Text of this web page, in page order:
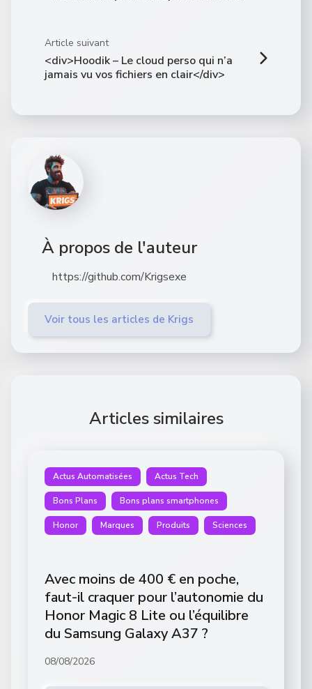
Article suivant
<div>Hoodik – Le cloud perso qui n’a
jamais vu vos fichiers en clair</div>
À propos de l'auteur
https://github.com/Krigsexe
Voir tous les articles de Krigs
Articles similaires
Actus Automatisées Actus Tech
Bons Plans Bons plans smartphones
Honor Marques Produits Sciences
Avec moins de 400 € en poche,
faut-il craquer pour l’autonomie du
Honor Magic 8 Lite ou l’équilibre
du Samsung Galaxy A37 ?
08/08/2026